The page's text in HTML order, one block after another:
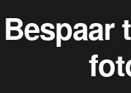
Bespaar